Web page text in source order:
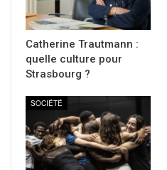
Catherine Trautmann :
quelle culture pour
Strasbourg ?
SOCIÉTÉ